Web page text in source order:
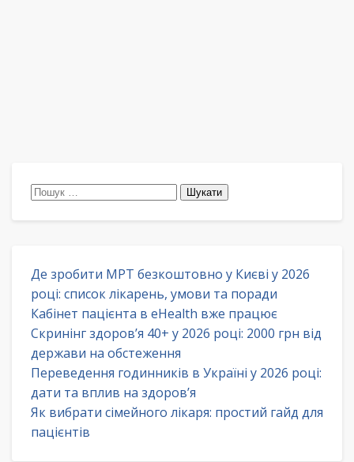
Пошук:
Де зробити МРТ безкоштовно у Києві у 2026
році: список лікарень, умови та поради
Кабінет пацієнта в eHealth вже працює
Скринінг здоров’я 40+ у 2026 році: 2000 грн від
держави на обстеження
Переведення годинників в Україні у 2026 році:
дати та вплив на здоров’я
Як вибрати сімейного лікаря: простий гайд для
пацієнтів